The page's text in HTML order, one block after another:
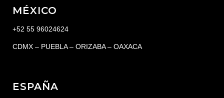
MÉXICO
+52 55 96024624
CDMX – PUEBLA – ORIZABA – OAXACA
ESPAÑA